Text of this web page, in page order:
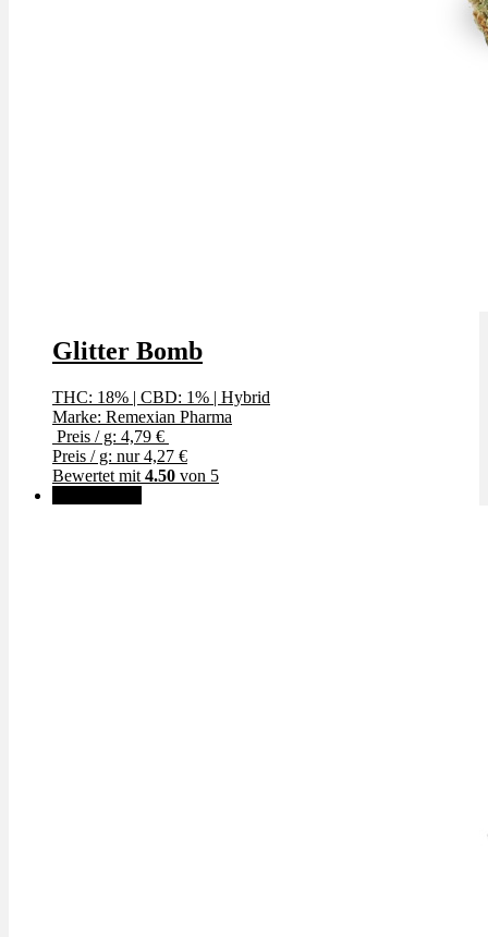
Glitter Bomb
THC: 18% | CBD: 1% | Hybrid
Marke: Remexian Pharma
Preis / g: 4,79 €
Preis / g: nur 4,27 €
Bewertet mit 4.50 von 5